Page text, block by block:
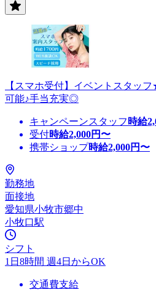
【スマホ受付】イベントスタッ
可能♪手当充実◎
キャンペーンスタッフ 時給
受付時給2,000円〜
携帯ショップ時給2,000円〜
勤務地
面接地
愛知県小牧市郷中
小牧口駅
シフト
1日8時間 週4日からOK
交通費支給